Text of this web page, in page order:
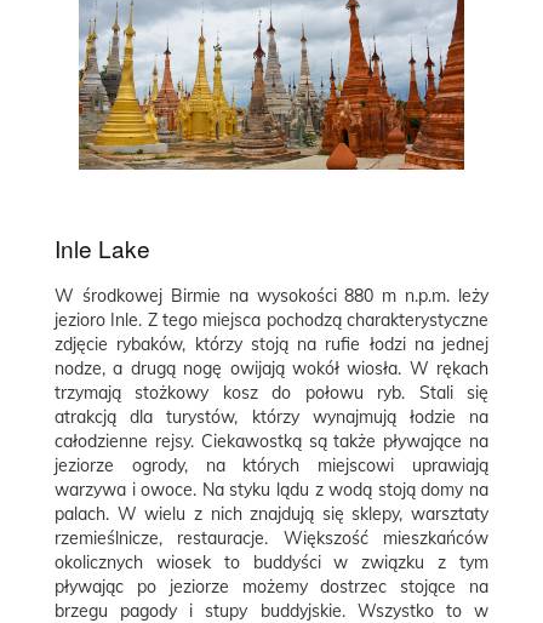
Inle Lake
W środkowej Birmie na wysokości 880 m n.p.m. leży
jezioro Inle. Z tego miejsca pochodzą charakterystyczne
zdjęcie rybaków, którzy stoją na rufie łodzi na jednej
nodze, a drugą nogę owijają wokół wiosła. W rękach
trzymają stożkowy kosz do połowu ryb. Stali się
atrakcją dla turystów, którzy wynajmują łodzie na
całodzienne rejsy. Ciekawostką są także pływające na
jeziorze ogrody, na których miejscowi uprawiają
warzywa i owoce. Na styku lądu z wodą stojądomy na
palach. W wielu z nich znajdują się sklepy, warsztaty
rzemieślnicze, restauracje. Większość mieszkańców
okolicznych wiosek to buddyści w związku z tym
pływając po jeziorze możemy dostrzec stojące na
brzegu pagody i stupy buddyjskie. Wszystko to w